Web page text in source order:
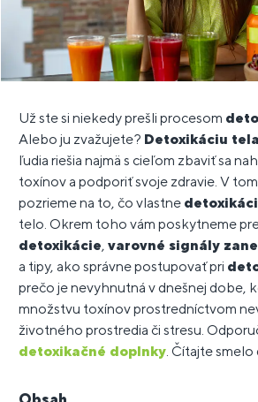
Už ste si niekedy prešli procesom
Alebo ju zvažujete? Detoxikáciu
ľudia riešia najmä s cieľom zbaviť sa
toxínov a podporiť svoje zdravie. V
pozrieme na to, čo vlastne
telo. Okrem toho vám poskytneme
detoxikácie, varovné signály
a tipy, ako správne postupovať pri
prečo je nevyhnutná v dnešnej dobe,
množstvu toxínov prostredníctvom
životného prostredia či stresu.
detoxikačné doplnky . Čítajte smelo